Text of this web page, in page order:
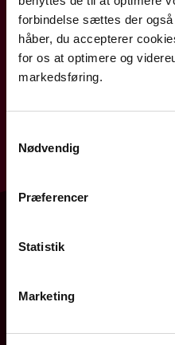
forbindelse sættes der
håber, du accepterer
for os at optimere og
markedsføring.
Nødvendig
Præferencer
Statistik
Marketing
Handler din henvendelse
arbejdssituation? Din
dig videre.